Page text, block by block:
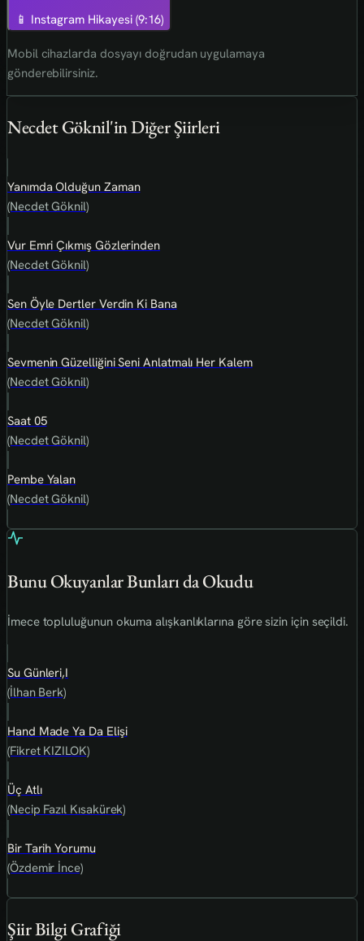
📱 Instagram Hikayesi (9:16)
Mobil cihazlarda dosyayı doğrudan uygulamaya
gönderebilirsiniz.
Necdet Göknil'in Diğer Şiirleri
Yanımda Olduğun Zaman
(Necdet Göknil)
Vur Emri Çıkmış Gözlerinden
(Necdet Göknil)
Sen Öyle Dertler Verdin Ki Bana
(Necdet Göknil)
Sevmenin Güzelliğini Seni Anlatmalı Her Kalem
(Necdet Göknil)
Saat 05
(Necdet Göknil)
Pembe Yalan
(Necdet Göknil)
Bunu Okuyanlar Bunları da Okudu
İmece topluluğunun okuma alışkanlıklarına göre sizin için seçildi.
Su Günleri,I
(İlhan Berk)
Hand Made Ya Da Elişi
(Fikret KIZILOK)
Üç Atlı
(Necip Fazıl Kısakürek)
Bir Tarih Yorumu
(Özdemir İnce)
Şiir Bilgi Grafiği